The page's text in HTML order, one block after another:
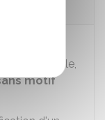
de
(par exemple,
motif